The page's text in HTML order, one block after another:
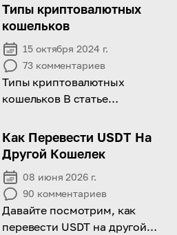
Типы криптовалютных
кошельков
15 октября 2024 г.
73 комментариев
Типы криптовалютных
кошельков В статье
обзор основных типов
крипто-кошельков, с
акцентом на их ключевые
характеристики, уровни
безопасности и удобство
использования.
Как Перевести USDT На
Другой Кошелек
08 июня 2026 г.
90 комментариев
Давайте посмотрим, как
перевести USDT на другой